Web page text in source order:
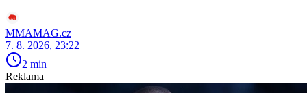
MMAMAG.cz
7. 8. 2026, 23:22
2 min
Reklama